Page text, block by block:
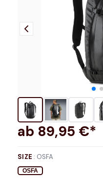
ab 89,95 €*
SIZE : OSFA
OSFA